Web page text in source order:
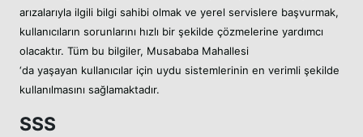
arızalarıyla ilgili bilgi sahibi olmak ve yerel servislere başvurmak,
kullanıcıların sorunlarını hızlı bir şekilde çözmelerine yardımcı
olacaktır. Tüm bu bilgiler, Musababa Mahallesi
‘da yaşayan kullanıcılar için uydu sistemlerinin en verimli şekilde
kullanılmasını sağlamaktadır.
SSS